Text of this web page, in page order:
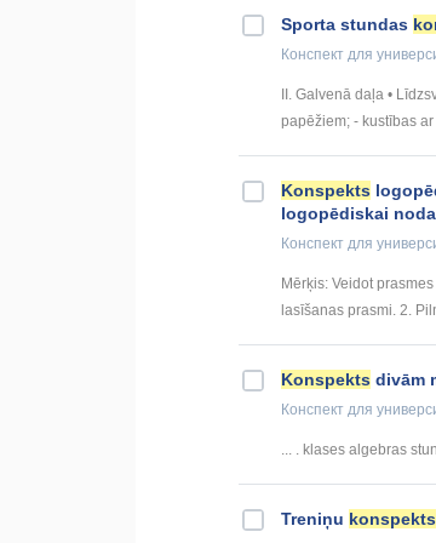
Sporta stundas
Конспект для
II. Galvenā daļa •
papēžiem; - kustības
Konspekts
logopēdiskai
Конспект для
Mērķis: Veidot
lasīšanas prasmi. 2.
Konspekts divām
Конспект для
... . klases algebras
Treniņu konspekts